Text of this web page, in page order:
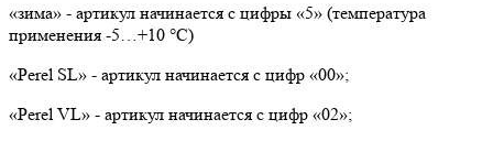
«зима» - артикул начинается с цифры «5» (температура
применения -5…+10 °С)
«Perel SL» - артикул начинается с цифр «00»;
«Perel VL» - артикул начинается с цифр «02»;